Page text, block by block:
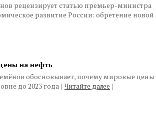
рецензирует статью премьер-министра
развитие России: обретение новой
на нефть
обосновывает, почему мировые цены
до 2023 года { Читайте далее }